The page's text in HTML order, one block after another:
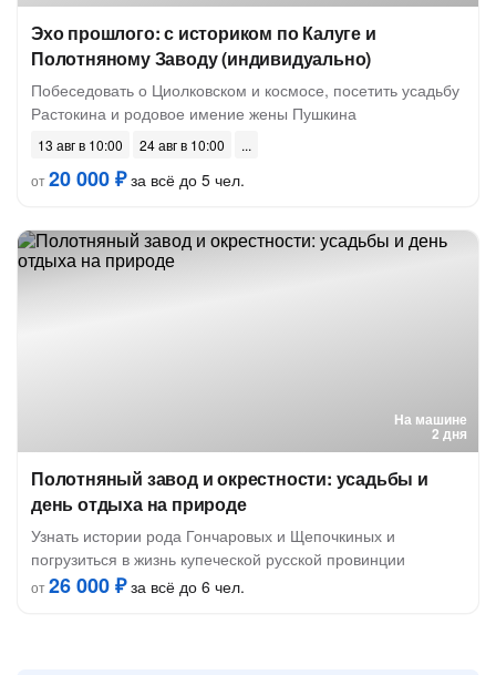
Эхо прошлого: с историком по Калуге и
Полотняному Заводу (индивидуально)
Побеседовать о Циолковском и космосе, посетить усадьбу
Растокина и родовое имение жены Пушкина
13 авг в 10:00
24 авг в 10:00
от20 000 ₽за всё до 5 чел.
На машине
2 дня
Полотняный завод и окрестности: усадьбы и
день отдыха на природе
Узнать истории рода Гончаровых и Щепочкиных и
погрузиться в жизнь купеческой русской провинции
от26 000 ₽за всё до 6 чел.